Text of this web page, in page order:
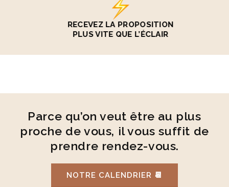
RECEVEZ LA PROPOSITION
PLUS VITE QUE L’ÉCLAIR
Parce qu’on veut être au plus
proche de vous, il vous suffit de
prendre rendez-vous.
NOTRE CALENDRIER 📆